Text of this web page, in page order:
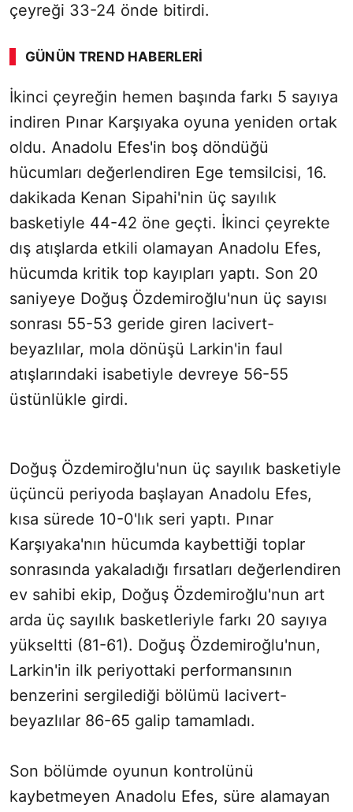
çeyreği 33-24 önde bitirdi.
GÜNÜN TREND HABERLERI
00:02 / 08:43
Sesi Aç
İkinci çeyreğin hemen başında farkı 5 sayıya
indiren Pınar Karşıyaka oyuna yeniden ortak
oldu. Anadolu Efes'in boş döndüğü
hücumları değerlendiren Ege temsilcisi, 16.
dakikada Kenan Sipahi'nin üç sayılık
basketiyle 44-42 öne geçti. İkinci çeyrekte
dış atışlarda etkili olamayan Anadolu Efes,
hücumda kritik top kayıpları yaptı. Son 20
saniyeye Doğuş Özdemiroğlu'nun üç sayısı
sonrası 55-53 geride giren lacivert-
beyazlılar, mola dönüşü Larkin'in faul
atışlarındaki isabetiyle devreye 56-55
üstünlükle girdi.
Doğuş Özdemiroğlu'nun üç sayılık basketiyle
üçüncü periyoda başlayan Anadolu Efes,
kısa sürede 10-0'lık seri yaptı. Pınar
Karşıyaka'nın hücumda kaybettiği toplar
sonrasında yakaladığı fırsatları değerlendiren
ev sahibi ekip, Doğuş Özdemiroğlu'nun art
arda üç sayılık basketleriyle farkı 20 sayıya
yükseltti (81-61). Doğuş Özdemiroğlu'nun,
Larkin'in ilk periyottaki performansının
benzerini sergilediği bölümü lacivert-
beyazlılar 86-65 galip tamamladı.
Son bölümde oyunun kontrolünü
kaybetmeyen Anadolu Efes, süre alamayan